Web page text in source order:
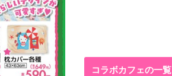
コラボカフェの一覧